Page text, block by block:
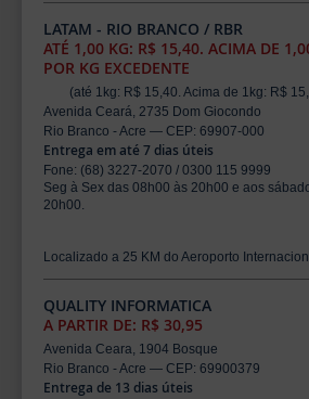
LATAM - RIO BRANCO / RBR
ATÉ 1,00 KG: R$ 15,40. ACIMA DE
POR KG EXCEDENTE
(até 1kg: R$ 15,40. Acima de 1kg: R$
Avenida Ceará, 2735 Dom Giocondo
Rio Branco - Acre — CEP: 69907-000
Entrega em até 7 dias úteis
Fone: (68) 3227-2070 / 0300 115 9999
Seg à Sex das 08h00 às 20h00 e aos
20h00.
Localizado a 25 KM do Aeroporto
QUALITY INFORMATICA
A PARTIR DE: R$ 30,95
Avenida Ceara, 1904 Bosque
Rio Branco - Acre — CEP: 69900379
Entrega de 13 dias úteis